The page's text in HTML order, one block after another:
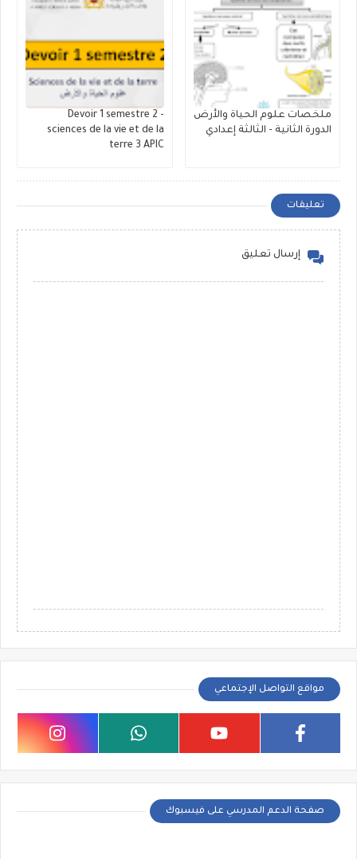
ملخصات علوم الحياة والأرض
الدورة الثانية - الثالثة إعدادي
Devoir 1 semestre 2 -
sciences de la vie et de la
terre 3 APIC
تعليقات
إرسال تعليق
مواقع التواصل الإجتماعي
صفحة الدعم المدرسي على فيسبوك